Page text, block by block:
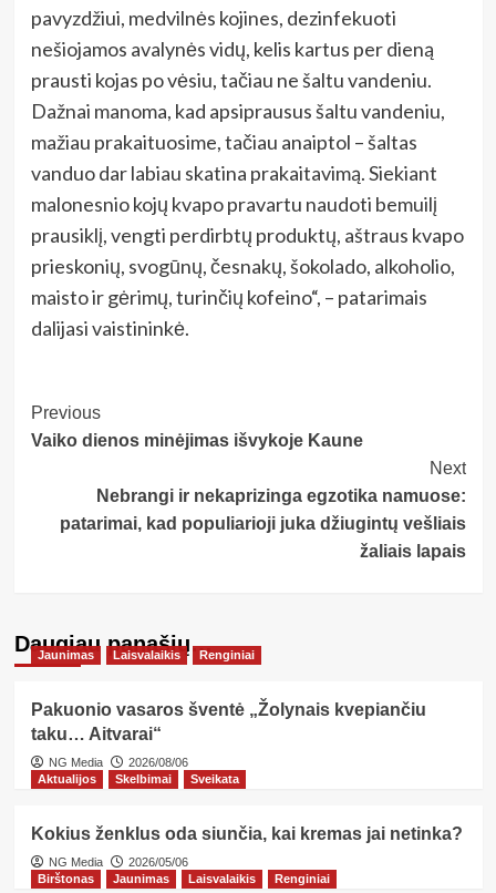
pavyzdžiui, medvilnės kojines, dezinfekuoti
nešiojamos avalynės vidų, kelis kartus per dieną
prausti kojas po vėsiu, tačiau ne šaltu vandeniu.
Dažnai manoma, kad apsiprausus šaltu vandeniu,
mažiau prakaituosime, tačiau anaiptol – šaltas
vanduo dar labiau skatina prakaitavimą. Siekiant
malonesnio kojų kvapo pravartu naudoti bemuilį
prausiklį, vengti perdirbtų produktų, aštraus kvapo
prieskonių, svogūnų, česnakų, šokolado, alkoholio,
maisto ir gėrimų, turinčių kofeino“, – patarimais
dalijasi vaistininkė.
Post
Navigation
Previous
Vaiko dienos minėjimas išvykoje Kaune
Next
Nebrangi ir nekaprizinga egzotika namuose:
patarimai, kad populiarioji juka džiugintų vešliais
žaliais lapais
Daugiau panašių…
Jaunimas Laisvalaikis Renginiai
Pakuonio vasaros šventė „Žolynais kvepiančiu
taku… Aitvarai“
NG Media
2026/08/06
Aktualijos
Skelbimai Sveikata
Kokius ženklus oda siunčia, kai kremas jai netinka?
NG Media
2026/05/06
Birštonas
Jaunimas Laisvalaikis Renginiai